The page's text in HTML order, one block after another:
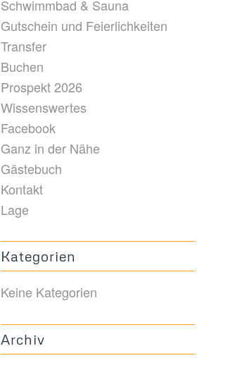
Schwimmbad & Sauna
Gutschein und Feierlichkeiten
Transfer
Buchen
Prospekt 2026
Wissenswertes
Facebook
Ganz in der Nähe
Gästebuch
Kontakt
Lage
Kategorien
Keine Kategorien
Archiv